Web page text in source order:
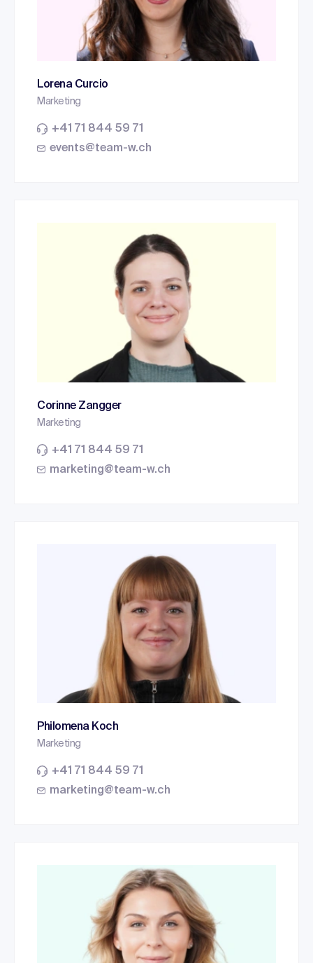
Lorena Curcio
Marketing
+41 71 844 59 71
events@team-w.ch
Corinne Zangger
Marketing
+41 71 844 59 71
marketing@team-w.ch
Philomena Koch
Marketing
+41 71 844 59 71
marketing@team-w.ch